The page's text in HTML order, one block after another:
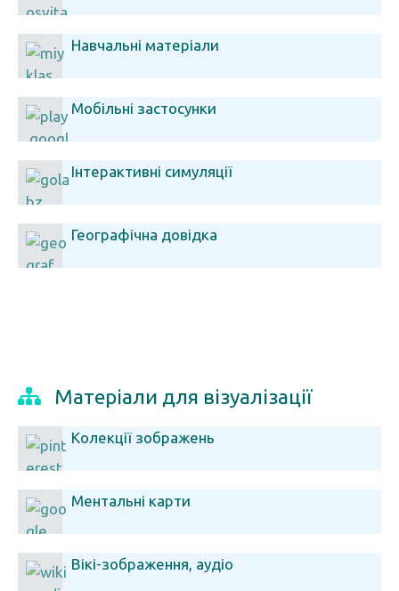
Навчальні матеріали
Мобільні застосунки
Інтерактивні симуляції
Географічна довідка
Матеріали для візуалізації
Колекції зображень
Ментальні карти
Вікі-зображення, аудіо